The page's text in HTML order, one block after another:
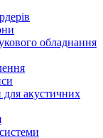
обладнання
для акустичних